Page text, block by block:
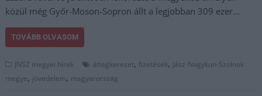
közül még Győr-Moson-Sopron állt a legjobban 309 ezer…
TOVÁBB OLVASOM
JNSZ megyei hírek átlagkereset, fizetések, Jász-Nagykun-Szolnok
megye, jövedelem, magyarország